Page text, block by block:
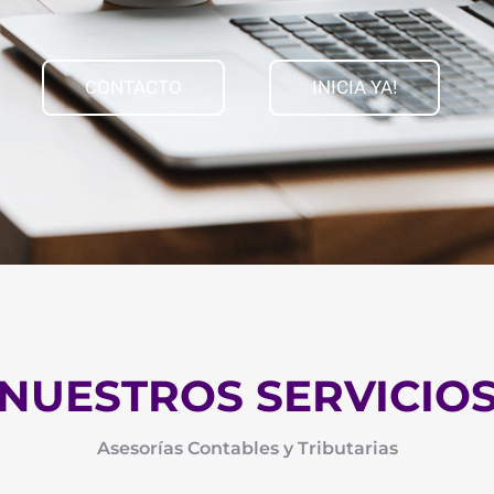
CONTACTO INICIA YA!
Asesorías Contables y Tributarias